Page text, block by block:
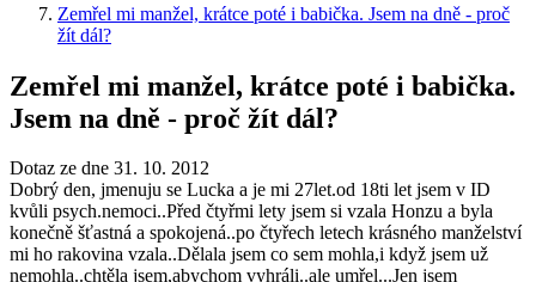
Zemřel mi manžel, krátce poté i babička. Jsem na dně - proč
žít dál?
Zemřel mi manžel, krátce poté i babička.
Jsem na dně - proč žít dál?
Dotaz ze dne 31. 10. 2012
Dobrý den, jmenuju se Lucka a je mi 27let.od 18ti let jsem v ID
kvůli psych.nemoci..Před čtyřmi lety jsem si vzala Honzu a byla
konečně šťastná a spokojená..po čtyřech letech krásného manželství
mi ho rakovina vzala..Dělala jsem co sem mohla,i když jsem už
nemohla..chtěla jsem,abychom vyhráli..ale umřel...Jen jsem